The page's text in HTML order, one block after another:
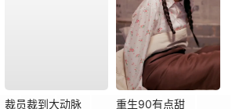
裁员裁到大动脉 重生90有点甜